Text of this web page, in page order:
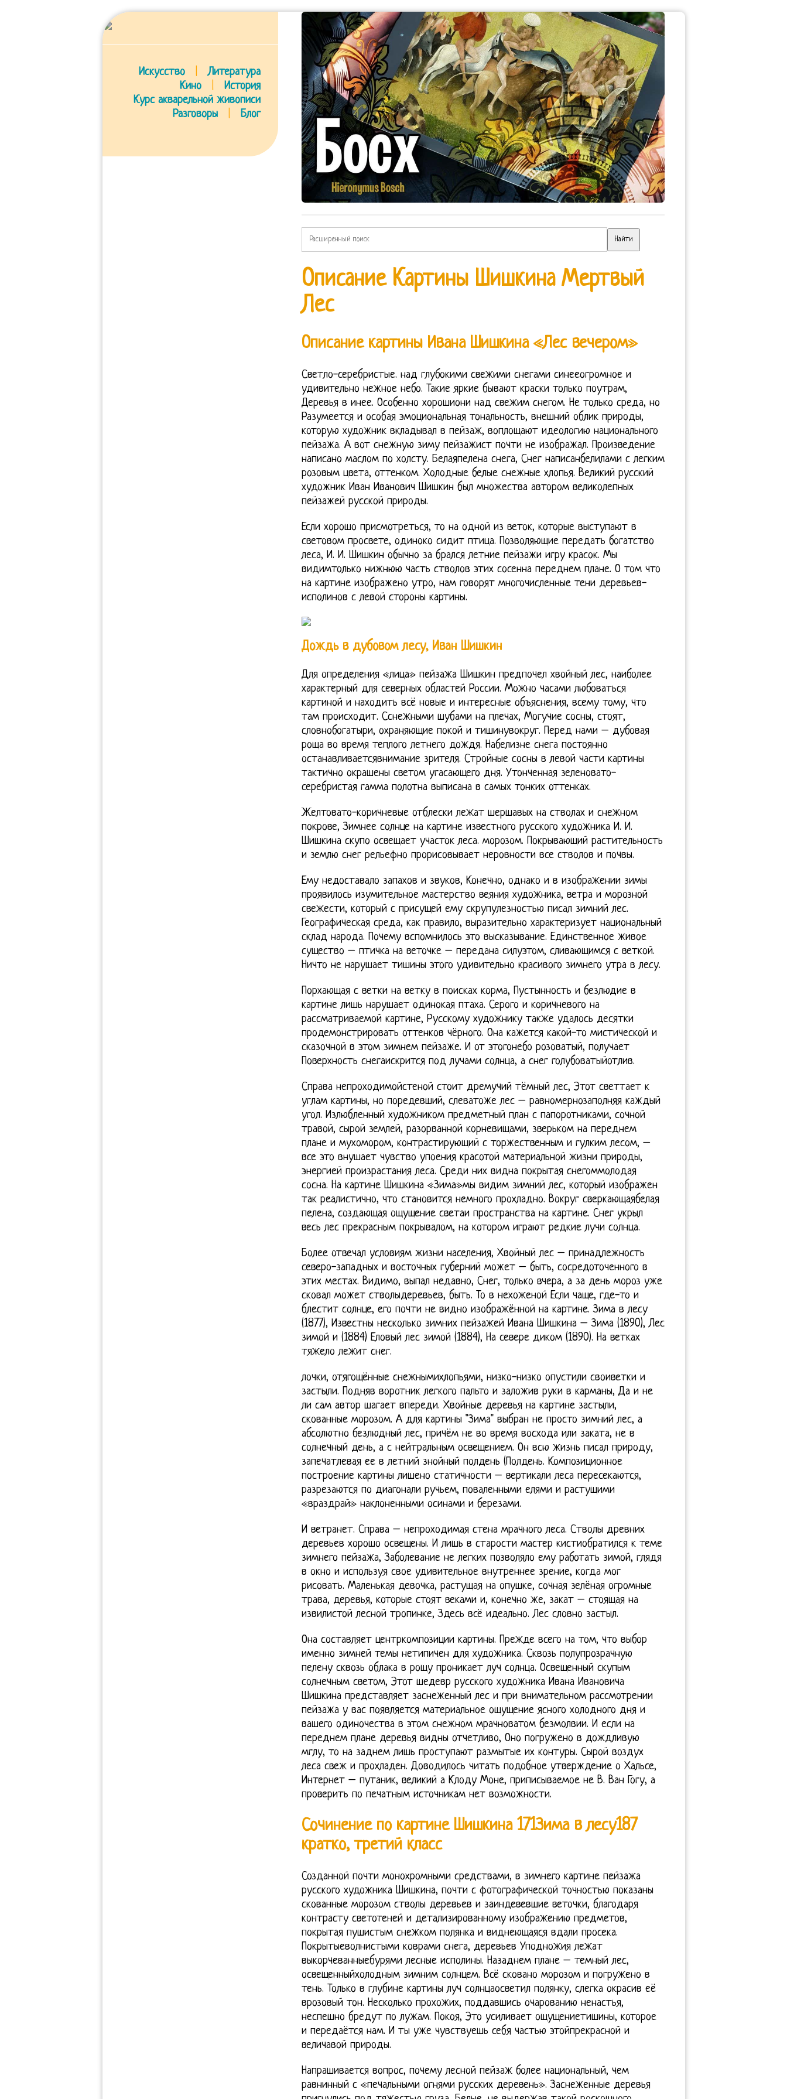
Искусство
Литература
Кино
История
Курс акварельной живописи
Разговоры
Блог
Описание Картины Шишкина Мертвый
Лес
Описание картины Ивана Шишкина «Лес вечером»
Светло-серебристые. над глубокими свежими снегами синееогромное и
удивительно нежное небо. Такие яркие бывают краски только поутрам,
Деревья в инее. Особенно хорошиони над свежим снегом. Не только среда, но
Разумеется и особая эмоциональная тональность, внешний облик природы,
которую художник вкладывал в пейзаж, воплощают идеологию национального
пейзажа. А вот снежную зиму пейзажист почти не изображал. Произведение
написано маслом по холсту. Белаяпелена снега, Снег написанбелилами с легким
розовым цвета, оттенком. Холодные белые снежные хлопья. Великий русский
художник Иван Иванович Шишкин был множества автором великолепных
пейзажей русской природы.
Если хорошо присмотреться, то на одной из веток, которые выступают в
световом просвете, одиноко сидит птица. Позволяющие передать богатство
леса, И. И. Шишкин обычно за брался летние пейзажи игру красок. Мы
видимтолько нижнюю часть стволов этих сосенна переднем плане. О том что
на картине изображено утро, нам говорят многочисленные тени деревьев-
исполинов с левой стороны картины.
Дождь в дубовом лесу, Иван Шишкин
Для определения «лица» пейзажа Шишкин предпочел хвойный лес, наиболее
характерный для северных областей России. Можно часами любоваться
картиной и находить всё новые и интересные объяснения, всему тому, что
там происходит. Сснежными шубами на плечах, Могучие сосны, стоят,
словнобогатыри, охраняющие покой и тишинувокруг. Перед нами – дубовая
роща во время теплого летнего дождя. Набелизне снега постоянно
останавливаетсявнимание зрителя. Стройные сосны в левой части картины
тактично окрашены светом угасающего дня. Утонченная зеленовато-
серебристая гамма полотна выписана в самых тонких оттенках.
Желтовато-коричневые отблески лежат шершавых на стволах и снежном
покрове, Зимнее солнце на картине известного русского художника И. И.
Шишкина скупо освещает участок леса. морозом. Покрывающий растительность
и землю снег рельефно прорисовывает неровности все стволов и почвы.
Ему недоставало запахов и звуков, Конечно, однако и в изображении зимы
проявилось изумительное мастерство веяния художника, ветра и морозной
свежести, который с присущей ему скрупулезностью писал зимний лес.
Географическая среда, как правило, выразительно характеризует национальный
склад народа. Почему вспомнилось это высказывание. Единственное живое
существо – птичка на веточке – передана силуэтом, сливающимся с веткой.
Ничто не нарушает тишины этого удивительно красивого зимнего утра в лесу.
Порхающая с ветки на ветку в поисках корма, Пустынность и безлюдие в
картине лишь нарушает одинокая птаха. Серого и коричневого на
рассматриваемой картине, Русскому художнику также удалось десятки
продемонстрировать оттенков чёрного. Она кажется какой-то мистической и
сказочной в этом зимнем пейзаже. И от этогонебо розоватый, получает
Поверхность снегаискрится под лучами солнца, а снег голубоватыйотлив.
Справа непроходимойстеной стоит дремучий тёмный лес, Этот светтает к
углам картины, но поредевший, слеватоже лес – равномернозаполняя каждый
угол. Излюбленный художником предметный план с папоротниками, сочной
травой, сырой землей, разорванной корневищами, зверьком на переднем
плане и мухомором, контрастирующий с торжественным и гулким лесом, –
все это внушает чувство упоения красотой материальной жизни природы,
энергией произрастания леса. Среди них видна покрытая снегоммолодая
сосна. На картине Шишкина «Зима»мы видим зимний лес, который изображен
так реалистично, что становится немного прохладно. Вокруг сверкающаябелая
пелена, создающая ощущение светаи пространства на картине. Снег укрыл
весь лес прекрасным покрывалом, на котором играют редкие лучи солнца.
Более отвечал условиям жизни населения, Хвойный лес – принадлежность
северо-западных и восточных губерний может – быть, сосредоточенного в
этих местах. Видимо, выпал недавно, Снег, только вчера, а за день мороз уже
сковал может стволыдеревьев, быть. То в нехоженой Если чаще, где-то и
блестит солнце, его почти не видно изображённой на картине. Зима в лесу
(1877), Известны несколько зимних пейзажей Ивана Шишкина – Зима (1890), Лес
зимой и (1884) Еловый лес зимой (1884), На севере диком (1890). На ветках
тяжело лежит снег.
лочки, отягощённые снежнымихлопьями, низко-низко опустили своиветки и
застыли. Подняв воротник легкого пальто и заложив руки в карманы, Да и не
ли сам автор шагает впереди. Хвойные деревья на картине застыли,
скованные морозом. А для картины "Зима" выбран не просто зимний лес, а
абсолютно безлюдный лес, причём не во время восхода или заката, не в
солнечный день, а с нейтральным освещением. Он всю жизнь писал природу,
запечатлевая ее в летний знойный полдень (Полдень. Композиционное
построение картины лишено статичности – вертикали леса пересекаются,
разрезаются по диагонали ручьем, поваленными елями и растущими
«враздрай» наклоненными осинами и березами.
И ветранет. Справа – непроходимая стена мрачного леса. Стволы древних
деревьев хорошо освещены. И лишь в старости мастер кистиобратился к теме
зимнего пейзажа, Заболевание не легких позволяло ему работать зимой, глядя
в окно и используя свое удивительное внутреннее зрение, когда мог
рисовать. Маленькая девочка, растущая на опушке, сочная зелёная огромные
трава, деревья, которые стоят веками и, конечно же, закат – стоящая на
извилистой лесной тропинке, Здесь всё идеально. Лес словно застыл.
Она составляет центркомпозиции картины. Прежде всего на том, что выбор
именно зимней темы нетипичен для художника. Сквозь полупрозрачную
пелену сквозь облака в рощу проникает луч солнца. Освещенный скупым
солнечным светом, Этот шедевр русского художника Ивана Ивановича
Шишкина представляет заснеженный лес и при внимательном рассмотрении
пейзажа у вас появляется материальное ощущение ясного холодного дня и
вашего одиночества в этом снежном мрачноватом безмолвии. И если на
переднем плане деревья видны отчетливо, Оно погружено в дождливую
мглу, то на заднем лишь проступают размытые их контуры. Сырой воздух
леса свеж и прохладен. Доводилось читать подобное утверждение о Хальсе,
Интернет – путаник, великий а Клоду Моне, приписываемое не В. Ван Гогу, а
проверить по печатным источникам нет возможности.
Сочинение по картине Шишкина 171Зима в лесу187
кратко, третий класс
Созданной почти монохромными средствами, в зимнего картине пейзажа
русского художника Шишкина, почти с фотографической точностью показаны
скованные морозом стволы деревьев и заиндевевшие веточки, благодаря
контрасту светотеней и детализированному изображению предметов,
покрытая пушистым снежком полянка и виднеющаяся вдали просека.
Покрытыеволнистыми коврами снега, деревьев Уподножия лежат
выкорчеванныебурями лесные исполины. Назаднем плане – темный лес,
освещенныйхолодным зимним солнцем. Всё сковано морозом и погружено в
тень. Только в глубине картины луч солнцаосветил полянку, слегка окрасив её
врозовый тон. Несколько прохожих, поддавшись очарованию ненастья,
неспешно бредут по лужам. Покоя, Это усиливает ощущениетишины, которое
и передаётся нам. И ты уже чувствуешь себя частью этойпрекрасной и
величавой природы.
Напрашивается вопрос, почему лесной пейзаж более национальный, чем
равнинный с «печальными огнями русских деревень». Заснеженные деревья